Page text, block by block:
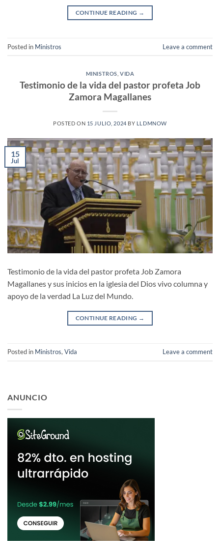
CONTINUE READING →
Posted in Ministros Leave a comment
MINISTROS VIDA
Testimonio de la vida del pastor profeta Job
Zamora Magallanes
POSTED ON 15 JULIO, 2024 BY LLDMNOW
15
Jul
Testimonio de la vida del pastor profeta Job Zamora
Magallanes y sus inicios en la iglesia del Dios vivo columna y
apoyo de la verdad La Luz del Mundo.
CONTINUE READING →
Posted in Ministros,Vida Leave a comment
ANUNCIO